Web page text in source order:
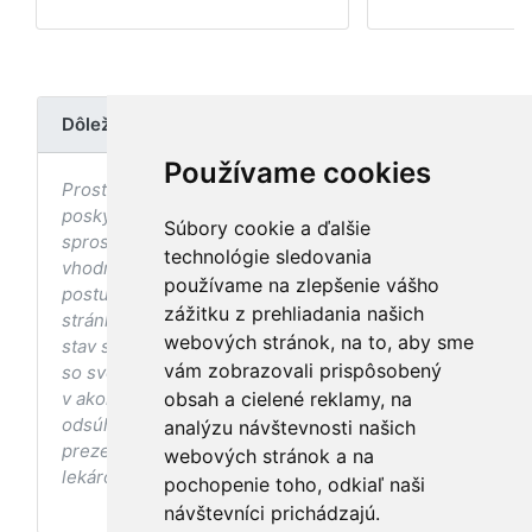
Používame cookies
Súbory cookie a ďalšie
technológie sledovania
používame na zlepšenie vášho
zážitku z prehliadania našich
webových stránok, na to, aby sme
vám zobrazovali prispôsobený
obsah a cielené reklamy, na
analýzu návštevnosti našich
webových stránok a na
pochopenie toho, odkiaľ naši
návštevníci prichádzajú.
Dôležité upozornenie
Prostredníctvom stránky nedochádza k
poskytovaniu zdravotnej starostlivosti, ani k jej
sprostredkovaniu, ani k jej nahrádzaniu. O
vhodných postupoch v oblasti zdravia, vhodnosti
postupov a odporúčaní prezentovaných na
stránke s ohľadom na Váš zdravotný
stav sa pred ich aplikáciou vždy vopred poraďte
so svojím ošetrujúcim lekárom, a to najmä ak ste
v akomkoľvek štádiu tehotenstva. Bez
odsúhlasenia postupov a odporúčaní
prezentovaných na stránke Vaším ošetrujúcim
lekárom tieto postupy a odporúčania neaplikujte.